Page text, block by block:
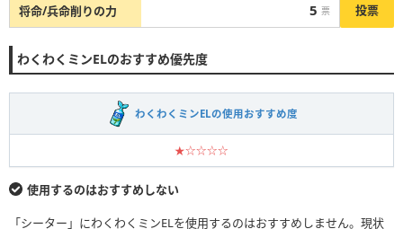
将命/兵命削りの力 5 票 投票
わくわくミンELのおすすめ優先度
わくわくミンELの使用おすすめ度
★☆☆☆☆
使用するのはおすすめしない
「シーター」にわくわくミンELを使用するのはおすすめしません。現状